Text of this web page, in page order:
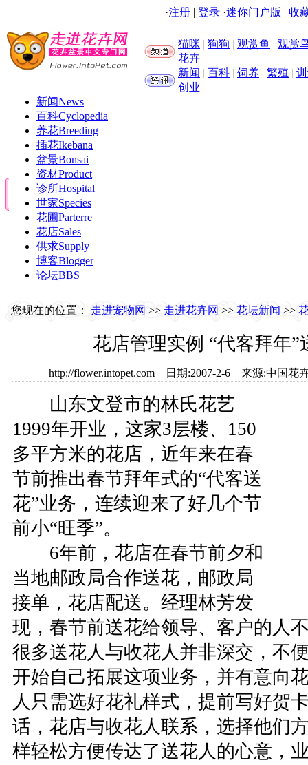
·注册 | 登录 ·迷你门户版 | 收
猫咪 | 狗狗 | 观赏鱼 | 观赏
花卉
新闻 | 百科 | 饲养 | 繁殖 |
创业
新闻News
百科Cyclopedia
养花Breeding
插花Ikebana
盆景Bonsai
资材Product
诊所Hospital
世家Species
花圃Parterre
花店Sales
供求Supply
博客Blogger
论坛BBS
您现在的位置： 走进宠物网 >> 走进花卉网 >> 花坛新闻 >>
花店管理实例 “代客拜年”
http://flower.intopet.com 日期:2007-2-6 来源:中国
山东文登市的林氏花艺
1999年开业，这家3层楼、150
多平方米的花店，近年来在春
节前推出春节拜年式的“代客送
花”业务，连续迎来了好几个节
前小“旺季”。
6年前，花店在春节前夕和
当地邮政局合作送花，邮政局
接单，花店配送。经理林芳发
现，春节前送花给领导、客户的人
很多送花人与收花人并非深交，不
开始自己拓展这项业务，并有意向
人只需选好花礼样式，提前写好贺
话，花店与收花人联系，选择他们
样轻松方便传达了送花人的心意，